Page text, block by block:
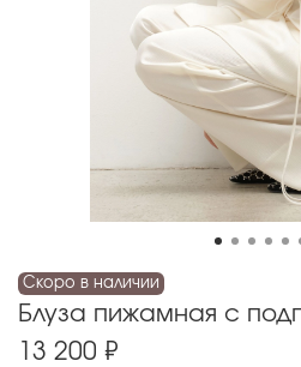
Скоро в наличии
Блуза пижамная с
13 200 ₽